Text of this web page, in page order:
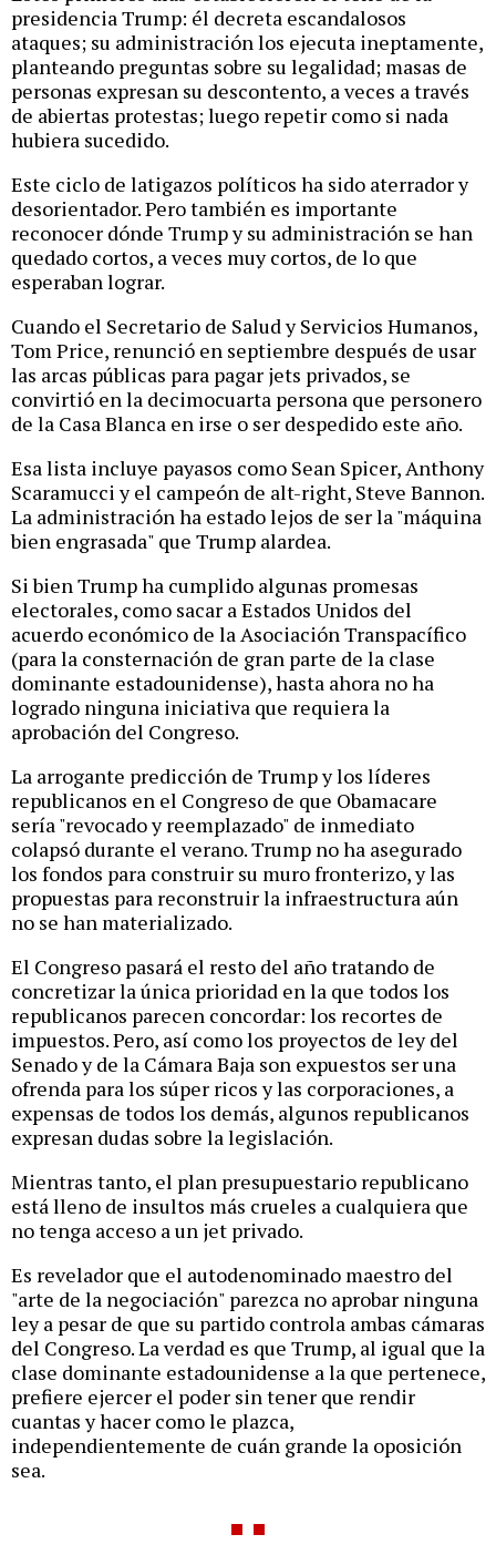
presidencia Trump: él decreta escandalosos
ataques; su administración los ejecuta ineptamente,
planteando preguntas sobre su legalidad; masas de
personas expresan su descontento, a veces a través
de abiertas protestas; luego repetir como si nada
hubiera sucedido.
Este ciclo de latigazos políticos ha sido aterrador y
desorientador. Pero también es importante
reconocer dónde Trump y su administración se han
quedado cortos, a veces muy cortos, de lo que
esperaban lograr.
Cuando el Secretario de Salud y Servicios Humanos,
Tom Price, renunció en septiembre después de usar
las arcas públicas para pagar jets privados, se
convirtió en la decimocuarta persona que personero
de la Casa Blanca en irse o ser despedido este año.
Esa lista incluye payasos como Sean Spicer, Anthony
Scaramucci y el campeón de alt-right, Steve Bannon.
La administración ha estado lejos de ser la "máquina
bien engrasada" que Trump alardea.
Si bien Trump ha cumplido algunas promesas
electorales, como sacar a Estados Unidos del
acuerdo económico de la Asociación Transpacífico
(para la consternación de gran parte de la clase
dominante estadounidense), hasta ahora no ha
logrado ninguna iniciativa que requiera la
aprobación del Congreso.
La arrogante predicción de Trump y los líderes
republicanos en el Congreso de que Obamacare
sería "revocado y reemplazado" de inmediato
colapsó durante el verano. Trump no ha asegurado
los fondos para construir su muro fronterizo, y las
propuestas para reconstruir la infraestructura aún
no se han materializado.
El Congreso pasará el resto del año tratando de
concretizar la única prioridad en la que todos los
republicanos parecen concordar: los recortes de
impuestos. Pero, así como los proyectos de ley del
Senado y de la Cámara Baja son expuestos ser una
ofrenda para los súper ricos y las corporaciones, a
expensas de todos los demás, algunos republicanos
expresan dudas sobre la legislación.
Mientras tanto, el plan presupuestario republicano
está lleno de insultos más crueles a cualquiera que
no tenga acceso a un jet privado.
Es revelador que el autodenominado maestro del
"arte de la negociación" parezca no aprobar ninguna
ley a pesar de que su partido controla ambas cámaras
del Congreso. La verdad es que Trump, al igual que la
clase dominante estadounidense a la que pertenece,
prefiere ejercer el poder sin tener que rendir
cuantas y hacer como le plazca,
independientemente de cuán grande la oposición
sea.